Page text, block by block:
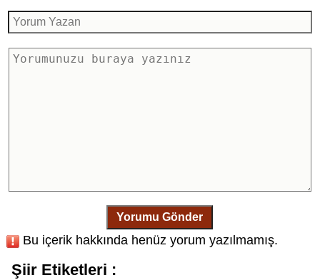
Yorumu Gönder
Bu içerik hakkında henüz yorum yazılmamış.
Şiir Etiketleri :